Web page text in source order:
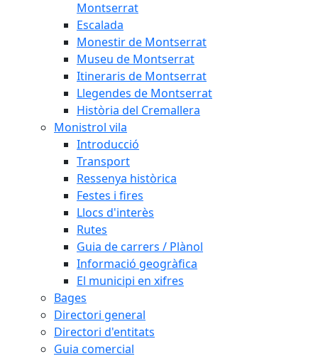
Montserrat
Escalada
Monestir de Montserrat
Museu de Montserrat
Itineraris de Montserrat
Llegendes de Montserrat
Història del Cremallera
Monistrol vila
Introducció
Transport
Ressenya històrica
Festes i fires
Llocs d'interès
Rutes
Guia de carrers / Plànol
Informació geogràfica
El municipi en xifres
Bages
Directori general
Directori d'entitats
Guia comercial